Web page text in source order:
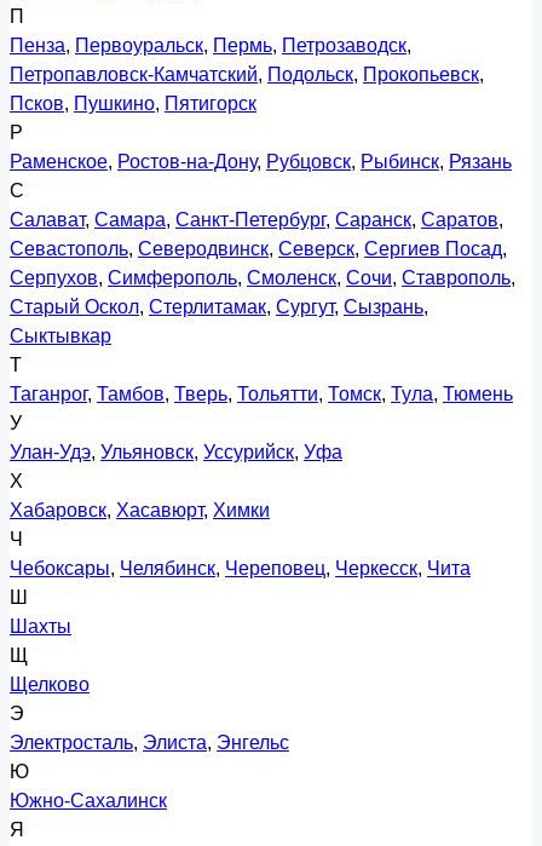
П
Пенза, Первоуральск, Пермь, Петрозаводск,
Петропавловск-Камчатский, Подольск, Прокопьевск,
Псков, Пушкино, Пятигорск
Р
Раменское, Ростов-на-Дону, Рубцовск, Рыбинск, Рязань
С
Салават, Самара, Санкт-Петербург, Саранск, Саратов,
Севастополь, Северодвинск, Северск, Сергиев Посад,
Серпухов, Симферополь, Смоленск, Сочи, Ставрополь,
Старый Оскол, Стерлитамак, Сургут, Сызрань,
Сыктывкар
Т
Таганрог, Тамбов, Тверь, Тольятти, Томск, Тула, Тюмень
У
Улан-Удэ, Ульяновск, Уссурийск, Уфа
Х
Хабаровск, Хасавюрт, Химки
Ч
Чебоксары, Челябинск, Череповец, Черкесск, Чита
Ш
Шахты
Щ
Щелково
Э
Электросталь, Элиста, Энгельс
Ю
Южно-Сахалинск
Я